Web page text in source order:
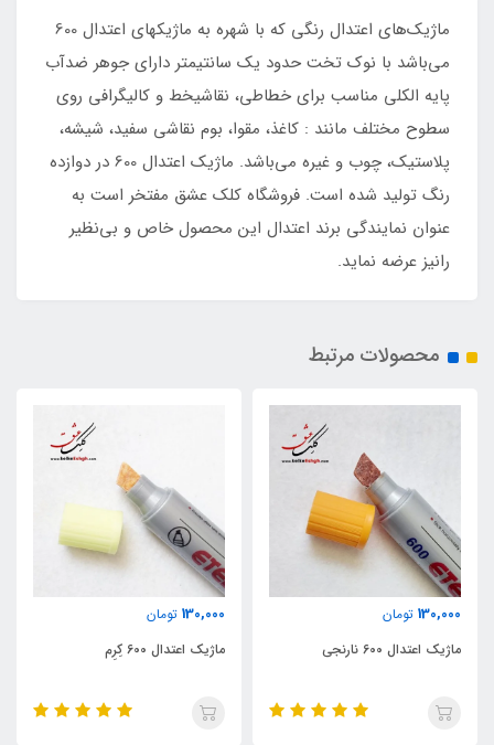
ماژیک‌های اعتدال رنگی که با شهره به ماژیکهای اعتدال 600
می‌باشد با نوک تخت حدود یک سانتیمتر دارای جوهر ضدآب
پایه الکلی مناسب برای خطاطی، نقاشیخط و کالیگرافی روی
سطوح مختلف مانند : کاغذ، مقوا، بوم نقاشی سفید، شیشه،
پلاستیک، چوب و غیره می‌باشد. ماژیک اعتدال 600 در دوازده
رنگ تولید شده است. فروشگاه کلک عشق مفتخر است به
عنوان نمایندگی برند اعتدال این محصول خاص و بی‌نظیر
رانیز عرضه نماید.
محصولات مرتبط
130,000 تومان
ماژیک اعتدال 600 کِرِم
130,000 تومان
ماژیک اعتدال 600 بنفش